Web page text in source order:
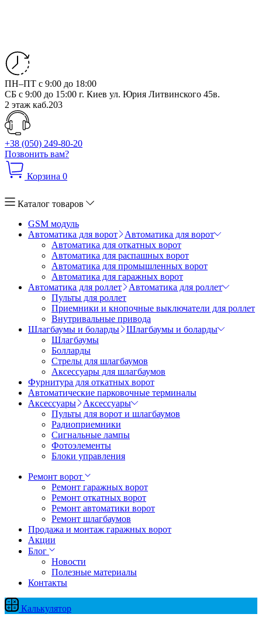
ПН–ПТ с 9:00 до 18:00
СБ с 9:00 до 15:00 г. Киев ул. Юрия Литвинского 45в.
2 этаж каб.203
+38 (050) 249-80-20
Позвонить вам?
Корзина 0
Каталог товаров
GSM модуль
Автоматика для ворот
Автоматика для ворот
Автоматика для откатных ворот
Автоматика для распашных ворот
Автоматика для промышленных ворот
Автоматика для гаражных ворот
Автоматика для роллет
Автоматика для роллет
Пульты для роллет
Приемники и кнопочные выключатели для роллет
Внутривальные привода
Шлагбаумы и боларды
Шлагбаумы и боларды
Шлагбаумы
Болларды
Стрелы для шлагбаумов
Аксессуары для шлагбаумов
Фурнитура для откатных ворот
Автоматические парковочные терминалы
Аксессуары
Аксессуары
Пульты для ворот и шлагбаумов
Радиоприемники
Сигнальные лампы
Фотоэлементы
Блоки управления
Ремонт ворот
Ремонт гаражных ворот
Ремонт откатных ворот
Ремонт автоматики ворот
Ремонт шлагбаумов
Продажа и монтаж гаражных ворот
Акции
Блог
Новости
Полезные материалы
Контакты
Калькулятор